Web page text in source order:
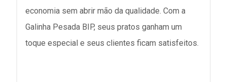
economia sem abrir mão da qualidade. Com a
Galinha Pesada BIP, seus pratos ganham um
toque especial e seus clientes ficam satisfeitos.